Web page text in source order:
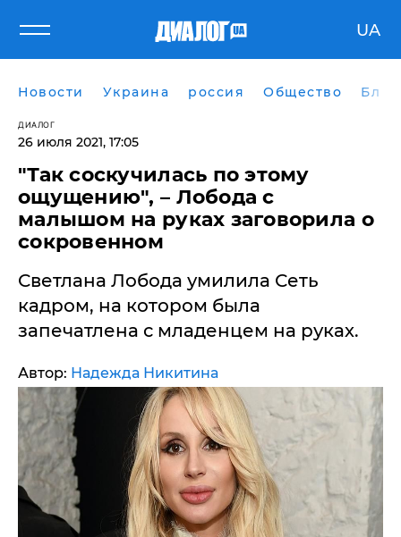
UA
Новости Украина россия Общество
ДИАЛОГ
26 июля 2021, 17:05
"Так соскучилась по этому
ощущению", – Лобода с
малышом на руках заговорила о
сокровенном
Светлана Лобода умилила Сеть
кадром, на котором была
запечатлена с младенцем на руках.
Автор: Надежда Никитина